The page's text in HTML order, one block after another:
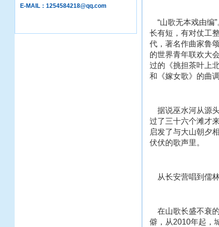
E-MAIL：1254584218@qq.com
“山歌无本戏由编
长有短，有对仗工
代，著名作曲家鲁
的世界青年联欢大
过的《挑担茶叶上
和《嫁女歌》的曲
据说巫水河从源
过了三十六个滩才
启发了与大山朝夕
伏伏的歌声里。
从长安营唱到儒
在山歌长盛不衰的
僻，从2010年起，